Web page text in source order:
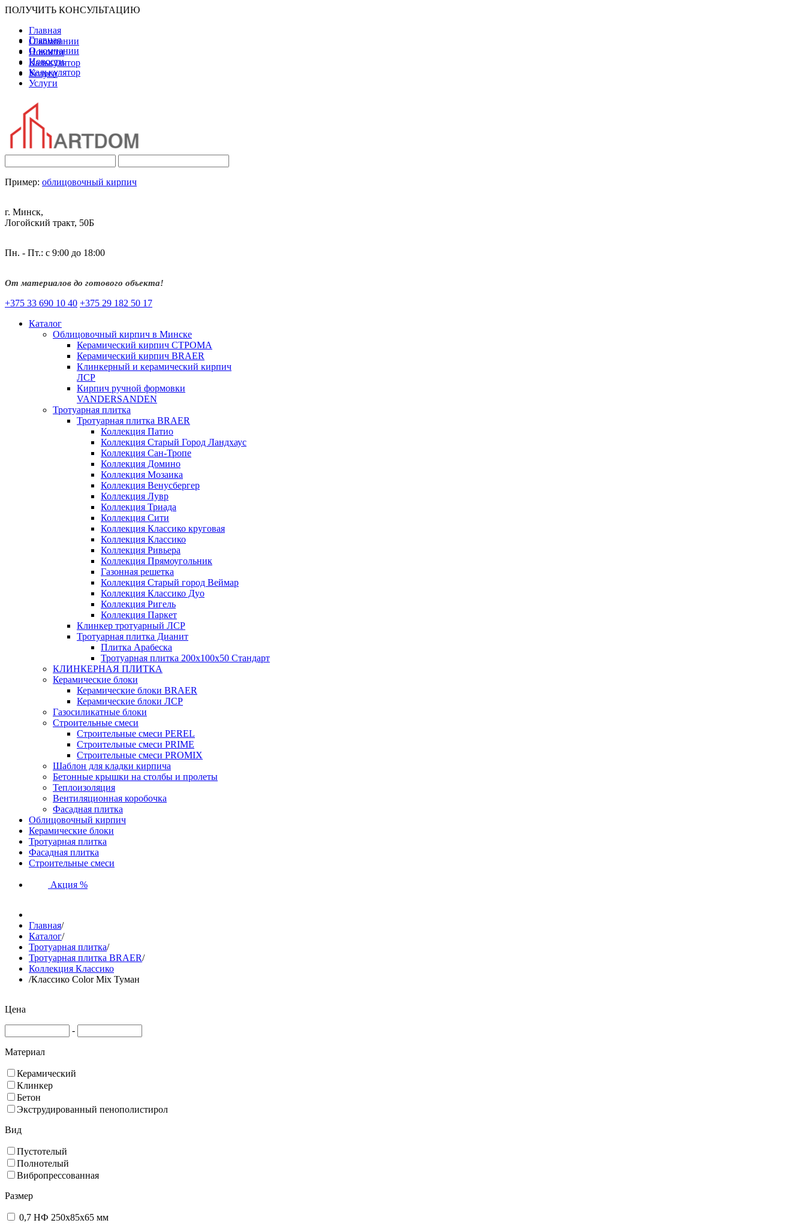
ПОЛУЧИТЬ КОНСУЛЬТАЦИЮ
Главная
О компании
Новости
Калькулятор
Услуги
Главная
О компании
Новости
Калькулятор
Услуги
Пример: облицовочный кирпич
г. Минск,
Логойский тракт, 50Б
Пн. - Пт.: с 9:00 до 18:00
От материалов до готового объекта!
+375 33 690 10 40 +375 29 182 50 17
Каталог
Облицовочный кирпич в Минске
Керамический кирпич СТРОМА
Керамический кирпич BRAER
Клинкерный и керамический кирпич
ЛСР
Кирпич ручной формовки
VANDERSANDEN
Тротуарная плитка
Тротуарная плитка BRAER
Коллекция Патио
Коллекция Старый Город Ландхаус
Коллекция Сан-Тропе
Коллекция Домино
Коллекция Мозаика
Коллекция Венусбергер
Коллекция Лувр
Коллекция Триада
Коллекция Сити
Коллекция Классико круговая
Коллекция Классико
Коллекция Ривьера
Коллекция Прямоугольник
Газонная решетка
Коллекция Старый город Веймар
Коллекция Классико Дуо
Коллекция Ригель
Коллекция Паркет
Клинкер тротуарный ЛСР
Тротуарная плитка Дианит
Плитка Арабеска
Тротуарная плитка 200х100х50 Стандарт
КЛИНКЕРНАЯ ПЛИТКА
Керамические блоки
Керамические блоки BRAER
Керамические блоки ЛСР
Газосиликатные блоки
Строительные смеси
Строительные смеси PEREL
Строительные смеси PRIME
Строительные смеси PROMIX
Шаблон для кладки кирпича
Бетонные крышки на столбы и пролеты
Теплоизоляция
Вентиляционная коробочка
Фасадная плитка
Облицовочный кирпич
Керамические блоки
Тротуарная плитка
Фасадная плитка
Строительные смеси
Акция %
Главная/
Каталог/
Тротуарная плитка/
Тротуарная плитка BRAER/
Коллекция Классико
/Классико Color Mix Туман
Цена
-
Материал
Керамический
Клинкер
Бетон
Экструдированный пенополистирол
Вид
Пустотелый
Полнотелый
Вибропрессованная
Размер
0,7 НФ 250х85х65 мм